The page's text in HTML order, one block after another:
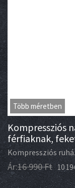
Több méretben
Kompressziós
férfiaknak,
Kompressziós
Ár:16 990Ft 10